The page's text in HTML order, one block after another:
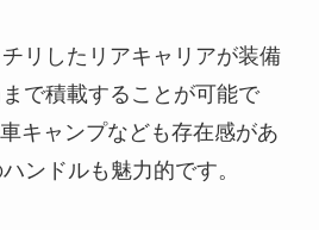
リしたリアキャリアが装備
で積載することが可能で
キャンプなども存在感があ
ンドルも魅力的です。